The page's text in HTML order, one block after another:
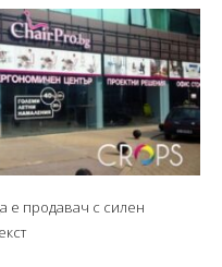
е продавач с силен